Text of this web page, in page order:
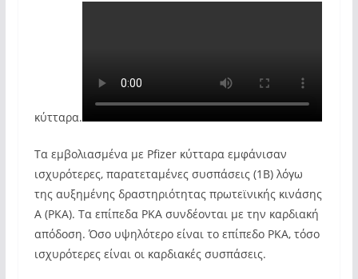
κύτταρα.
Τα εμβολιασμένα με Pfizer κύτταρα εμφάνισαν
ισχυρότερες, παρατεταμένες συσπάσεις (1Β) λόγω
της αυξημένης δραστηριότητας πρωτεϊνικής κινάσης
Α (PKA). Τα επίπεδα PKA συνδέονται με την καρδιακή
απόδοση. Όσο υψηλότερο είναι το επίπεδο PKA, τόσο
ισχυρότερες είναι οι καρδιακές συσπάσεις.